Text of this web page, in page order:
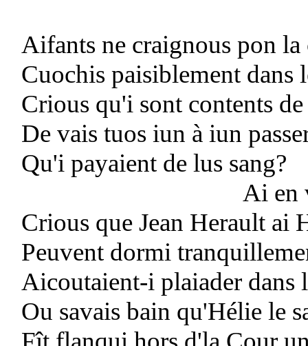
Aifants ne craignous pon la
Cuochis paisiblement dans
Crious qu'i sont contents
De vais tuos iun à iun
Qu'i payaient de lus sang?
Ai en viant
Crious que Jean Herault ai
Peuvent dormi
Aicoutaient-i plaiader dans
Ou savais bain qu'Hélie le